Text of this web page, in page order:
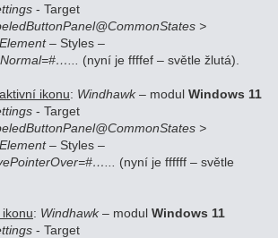
- Target
>
– Styles –
(nyní je ffffef – světle žlutá).
ikonu: Windhawk– modul Windows 11
- Target
>
– Styles –
(nyní je ffffff – světle
: Windhawk– modul Windows 11
- Target